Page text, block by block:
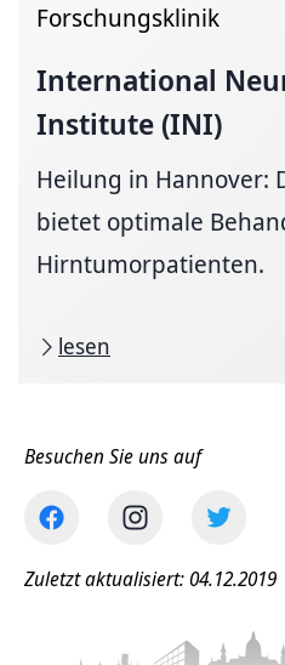
Forschungsklinik
International
Institute (INI)
Heilung in Hannover:
bietet optimale
Hirntumorpatienten.
lesen
Besuchen Sie uns auf
Zuletzt aktualisiert: 04.12.2019